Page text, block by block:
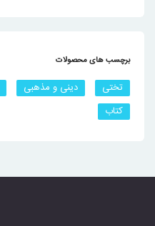
برچسب های محصولات
تختی دینی و مذهبی
کتاب